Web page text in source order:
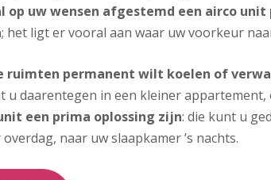
op uw wensen afgestemd een airco
; het ligt er vooral aan waar uw voorkeur
ruimten permanent wilt koelen of
u daarentegen in een kleiner appartement,
een prima oplossing zijn: die kunt u
naar uw slaapkamer ’s nachts.